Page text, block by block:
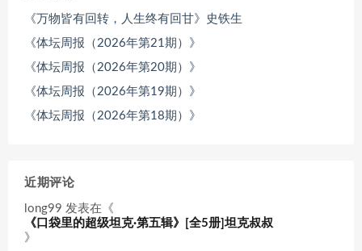
《万物皆有回转，人生终有回甘》史铁生
《体坛周报（2026年第21期）》
《体坛周报（2026年第20期）》
《体坛周报（2026年第19期）》
《体坛周报（2026年第18期）》
近期评论
long99 发表在《
《口袋里的超级坦克·第五辑》[全5册]坦克叔叔
》